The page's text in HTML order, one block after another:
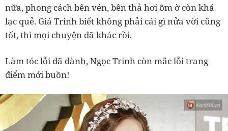
nữa, phong cách bên vén, bên thả hơi ỡm ờ còn khá
lạc quẻ. Giá Trinh biết không phải cái gì nửa vời cũng
tốt, thì mọi chuyện đã khác rồi.
Làm tóc lỗi đã đành, Ngọc Trinh còn mắc lỗi trang
điểm mới buồn!